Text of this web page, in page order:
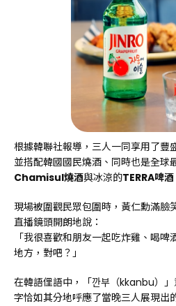
根據韓聯社報導，三人一同享用了豐
並搭配韓國國民燒酒、同時也是全球
Chamisul燒酒與冰涼的TERRA啤酒
現場被圍觀民眾包圍時，黃仁勳滿臉
直播鏡頭開朗地說：
「我很喜歡和朋友一起吃炸雞、喝啤
地方，對吧？」
在韓語俚語中，「깐부（kkanbu）
字恰如其分地呼應了當晚三人展現出